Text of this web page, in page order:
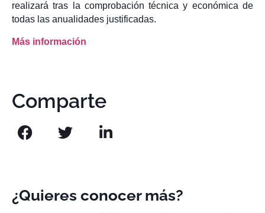
realizará tras la comprobación técnica y económica de
todas las anualidades justificadas.
Más información
Comparte
¿Quieres conocer más?